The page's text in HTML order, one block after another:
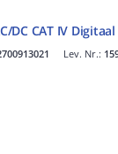
CAT IV Digitaal
Lev. Nr.: